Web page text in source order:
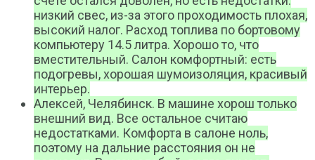
низкий свес, из-за этого проходимость плохая,
высокий налог. Расход топлива по бортовому
компьютеру 14.5 литра. Хорошо то, что
вместительный. Салон комфортный: есть
подогревы, хорошая шумоизоляция, красивый
интерьер.
Алексей, Челябинск. В машине хорош только
внешний вид. Все остальное считаю
недостатками. Комфорта в салоне ноль,
поэтому на дальние расстояния он не